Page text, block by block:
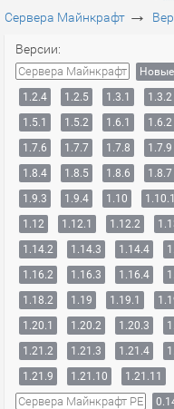
Сервера Майнкрафт →
Версии:
Сервера Майнкрафт Новые
1.2.4
1.2.5 1.3.1 1.3.2
1.5.1
1.5.2 1.6.1 1.6.2
1.7.6
1.7.7 1.7.8 1.7.9
1.8.4
1.8.5 1.8.6 1.8.7
1.9.3
1.9.4 1.10 1.10.1
1.12
1.12.1 1.12.2
1.14.2
1.14.3 1.14.4
1.16.2
1.16.3 1.16.4
1.18.2
1.19 1.19.1
1.20.1
1.20.2 1.20.3
1.21.2
1.21.3 1.21.4
1.21.9
1.21.10 1.21.11
Сервера Майнкрафт PE